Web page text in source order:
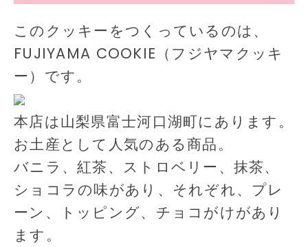
このクッキーをつくっているのは、
FUJIYAMA COOKIE（フジヤマクッキ
ー）です。
本店は山梨県富士河口湖町にあります。
お土産として人気のある商品。
バニラ、紅茶、ストロベリー、抹茶、
ショコラの味があり、それぞれ、プレ
ーン、トッピング、チョコがけがあり
ます。